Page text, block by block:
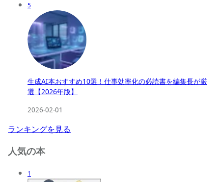
5
生成AI本おすすめ10選！仕事効率化の必読書を編集長が厳
選【2026年版】
2026-02-01
ランキングを見る
人気の本
1